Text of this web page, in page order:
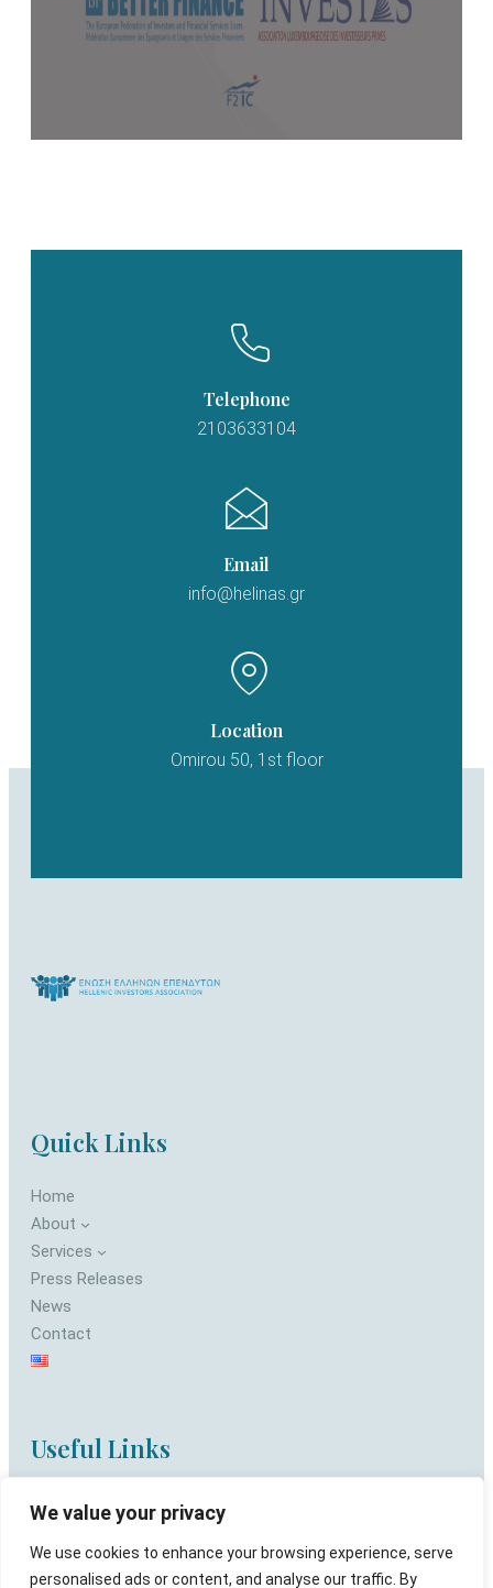
We value your privacy
We use cookies to enhance your browsing experience, serve
personalised ads or content, and analyse our traffic. By
Telephone
2103633104
Email
info@helinas.gr
Location
Omirou 50, 1st floor
Quick Links
Home
About
Services
Press Releases
News
Contact
Useful Links
Privacy Policy
Terms of use